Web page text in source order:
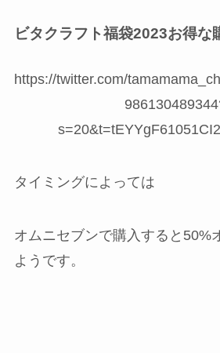
ビタクラフト福袋2023お得な
https://twitter.com/
タイミングによっては
オムニセブンで購入すると50%
ようです。